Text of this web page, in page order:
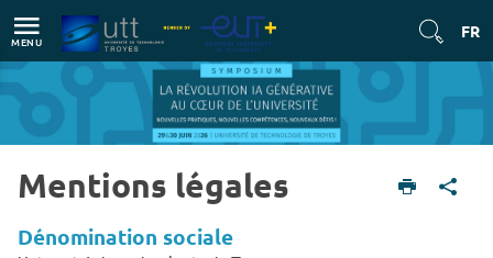
FR
MENU
Accueil Mentions légales
Mentions légales
Dénomination sociale